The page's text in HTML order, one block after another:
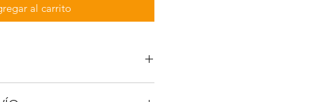
al carrito